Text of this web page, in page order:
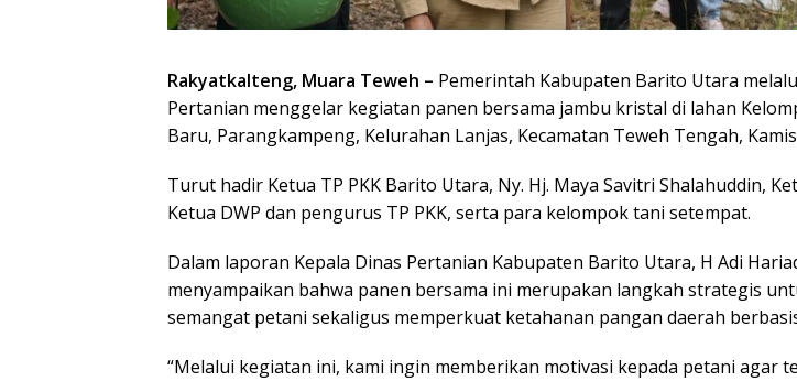
Rakyatkalteng, Muara Teweh – Pemerintah Kabupaten Barito Utara
Pertanian menggelar kegiatan panen bersama jambu kristal di lahan
Baru, Parangkampeng, Kelurahan Lanjas, Kecamatan Teweh Tengah,
Turut hadir Ketua TP PKK Barito Utara, Ny. Hj. Maya Savitri Shalahuddin,
Ketua DWP dan pengurus TP PKK, serta para kelompok tani setempat.
Dalam laporan Kepala Dinas Pertanian Kabupaten Barito Utara, H Adi
menyampaikan bahwa panen bersama ini merupakan langkah strategis
semangat petani sekaligus memperkuat ketahanan pangan daerah
“Melalui kegiatan ini, kami ingin memberikan motivasi kepada petani agar